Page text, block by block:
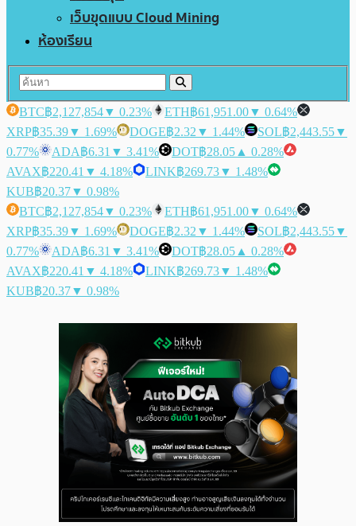
เว็บขุดแบบ Cloud Mining
ห้องเรียน
BTC฿2,127,854▼ 0.23% ETH฿61,951.00▼ 0.64%
XRP฿35.39▼ 1.69% DOGE฿2.32 ▼ 1.44% SOL฿2,443.55▼
0.77%
ADA฿6.31 ▼ 3.41% DOT฿28.05 ▲ 0.28%
AVAX฿220.41 ▼ 4.18% LINK฿269.73▼ 1.48%
KUB฿20.37▼ 0.98%
BTC฿2,127,854▼ 0.23% ETH฿61,951.00▼ 0.64%
XRP฿35.39▼ 1.69% DOGE฿2.32 ▼ 1.44% SOL฿2,443.55▼
0.77%
ADA฿6.31 ▼ 3.41% DOT฿28.05 ▲ 0.28%
AVAX฿220.41 ▼ 4.18% LINK฿269.73▼ 1.48%
KUB฿20.37▼ 0.98%